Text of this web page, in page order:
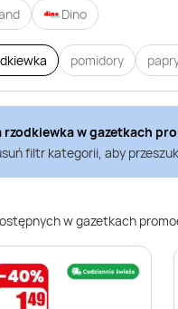
Dino
pomidory
rzodkiewkaw gazetkach
filtr kategorii, aby
w gazetkach